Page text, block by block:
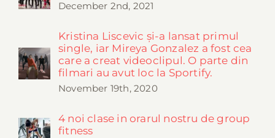
December 2nd, 2021
Kristina Liscevic și-a lansat primul
single, iar Mireya Gonzalez a fost cea
care a creat videoclipul. O parte din
filmari au avut loc la Sportify.
November 19th, 2020
4 noi clase in orarul nostru de group
fitness